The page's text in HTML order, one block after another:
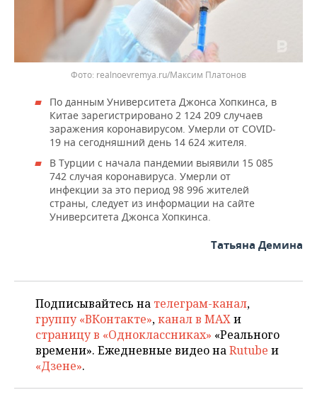
realnoevremya.ru/Максим Платонов
По данным Университета Джонса Хопкинса, в
Китае зарегистрировано 2 124 209 случаев
заражения коронавирусом. Умерли от COVID-
19 на сегодняшний день 14 624 жителя.
В Турции с начала пандемии выявили 15 085
742 случая коронавируса. Умерли от
инфекции за это период 98 996 жителей
страны, следует из информации на сайте
Университета Джонса Хопкинса.
Татьяна Демина
Подписывайтесь на телеграм-канал,
группу «ВКонтакте»,канал в MAXи
страницу в «Одноклассниках» «Реального
времени». Ежедневные видео наRutube и
«Дзене».